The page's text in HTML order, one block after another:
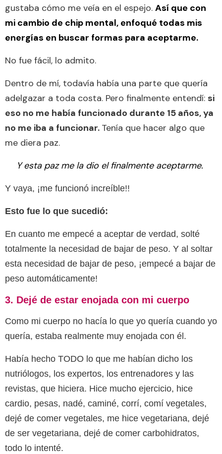
gustaba cómo me veía en el espejo. Así que con
mi cambio de chip mental, enfoqué todas mis
energías en buscar formas para aceptarme.
No fue fácil, lo admito.
Dentro de mí, todavía había una parte que quería
adelgazar a toda costa. Pero finalmente entendí: si
eso no me había funcionado durante 15 años, ya
no me iba a funcionar. Tenía que hacer algo que
me diera paz.
Y esta paz me la dio el finalmente aceptarme.
Y vaya, ¡me funcionó increíble!!
Esto fue lo que sucedió:
En cuanto me empecé a aceptar de verdad, solté
totalmente la necesidad de bajar de peso. Y al soltar
esta necesidad de bajar de peso, ¡empecé a bajar de
peso automáticamente!
3. Dejé de estar enojada con mi cuerpo
Como mi cuerpo no hacía lo que yo quería cuando yo
quería, estaba realmente muy enojada con él.
Había hecho TODO lo que me habían dicho los
nutriólogos, los expertos, los entrenadores y las
revistas, que hiciera. Hice mucho ejercicio, hice
cardio, pesas, nadé, caminé, corrí, comí vegetales,
dejé de comer vegetales, me hice vegetariana, dejé
de ser vegetariana, dejé de comer carbohidratos,
todo lo intenté.